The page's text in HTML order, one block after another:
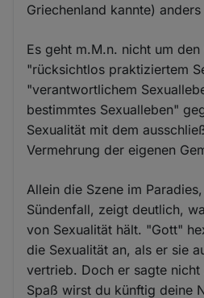
Griechenland kannte)
Es geht m.M.n. nicht um
"rücksichtlos praktiziertem
"verantwortlichem
bestimmtes Sexualleben"
Sexualität mit dem
Vermehrung der eigenen
Allein die Szene im
Sündenfall, zeigt deutlich,
von Sexualität hält. "Gott"
die Sexualität an, als er sie
vertrieb. Doch er sagte
Spaß wirst du künftig deine